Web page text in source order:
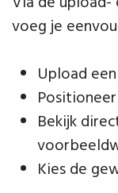
voeg je
Upload
Bekijk
Kies de